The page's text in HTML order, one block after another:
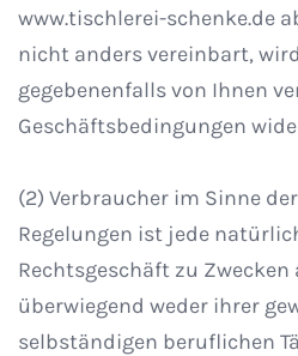
www.tischlerei-schenke.de
nicht anders vereinbart,
gegebenenfalls von Ihnen
Geschäftsbedingungen
(2) Verbraucher im Sinne
Regelungen ist jede
Rechtsgeschäft zu
überwiegend weder ihrer
selbständigen beruflichen